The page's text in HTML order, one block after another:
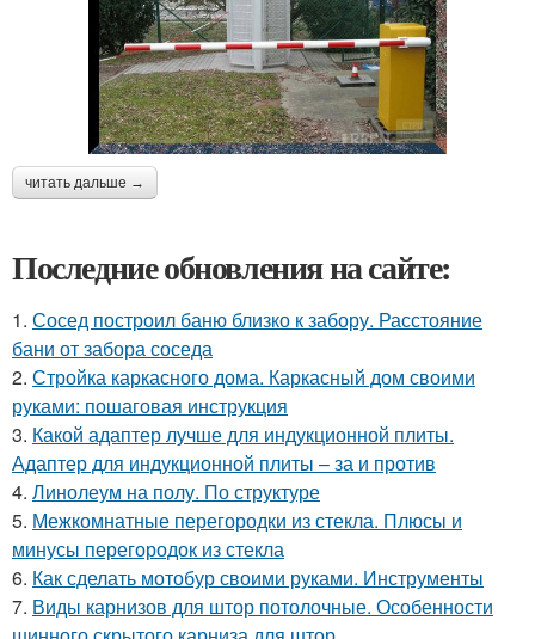
читать дальше →
Последние обновления на сайте:
1. Сосед построил баню близко к забору. Расстояние
бани от забора соседа
2. Стройка каркасного дома. Каркасный дом своими
руками: пошаговая инструкция
3. Какой адаптер лучше для индукционной плиты.
Адаптер для индукционной плиты – за и против
4. Линолеум на полу. По структуре
5. Межкомнатные перегородки из стекла. Плюсы и
минусы перегородок из стекла
6. Как сделать мотобур своими руками. Инструменты
7. Виды карнизов для штор потолочные. Особенности